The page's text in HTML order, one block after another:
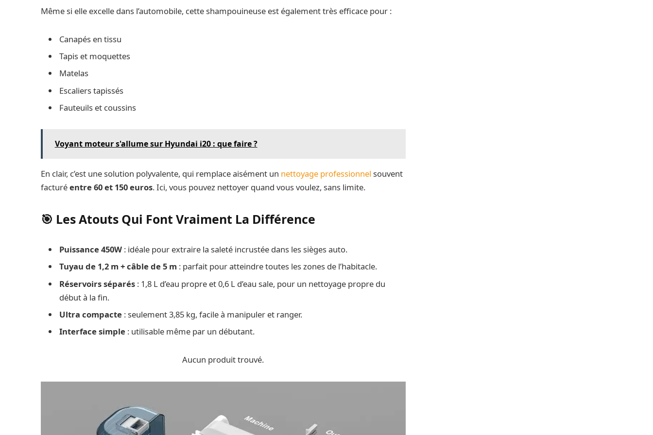
Même si elle excelle dans l’automobile, cette shampouineuse est également très efficace pour :
Canapés en tissu
Tapis et moquettes
Matelas
Escaliers tapissés
Fauteuils et coussins
Voyant moteur s'allume sur Hyundai i20 : que faire ?
En clair, c’est une solution polyvalente, qui remplace aisément un nettoyage professionnel souvent
facturéentre 60 et 150 euros. Ici, vous pouvez nettoyer quand vous voulez, sans limite.
🎯 Les Atouts Qui Font Vraiment La Différence
Puissance 450W : idéale pour extraire la saleté incrustée dans les sièges auto.
Tuyau de 1,2 m + câble de 5 m : parfait pour atteindre toutes les zones de l’habitacle.
Réservoirs séparés : 1,8 L d’eau propre et 0,6 L d’eau sale, pour un nettoyage propre du
début à la fin.
Ultra compacte : seulement 3,85 kg, facile à manipuler et ranger.
Interface simple : utilisable même par un débutant.
Aucun produit trouvé.